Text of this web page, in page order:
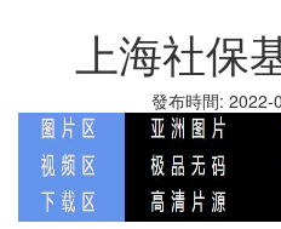
上海社保
發布時間: 2022-